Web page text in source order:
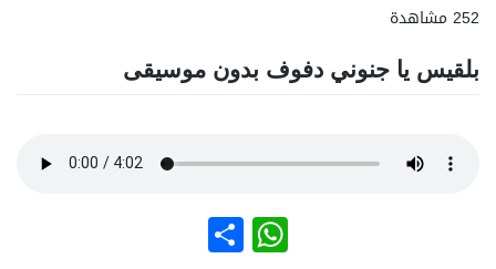
252 مشاهدة
بلقيس يا جنوني دفوف بدون موسيقى
WhatsApp
نشر